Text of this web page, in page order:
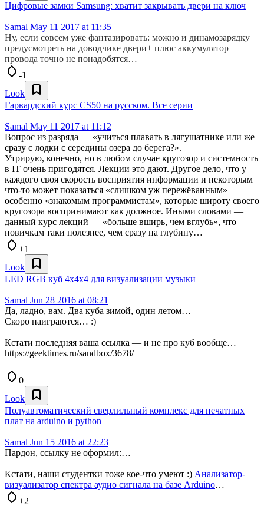
Цифровые замки Samsung: хватит закрывать двери на ключ
Samal May 11 2017 at 11:35
Ну, если совсем уже фантазировать: можно и динамозарядку
предусмотреть на доводчике двери+ плюс аккумулятор —
провода точно не понадобятся…
-1
Look
Гарвардский курс CS50 на русском. Все серии
Samal May 11 2017 at 11:12
Вопрос из разряда — «учиться плавать в лягушатнике или же
сразу с лодки с середины озера до берега?».
Утрирую, конечно, но в любом случае кругозор и системность
в IT очень пригодятся. Лекции это дают. Другое дело, что у
каждого своя скорость восприятия информации и некоторым
что-то может показаться «слишком уж пережёванным» —
особенно «знакомым программистам», которые широту своего
кругозора воспринимают как должное. Иными словами —
данный курс лекций — «больше вширь, чем вглубь», что
новичкам таки полезнее, чем сразу на глубину…
+1
Look
LED RGB куб 4x4x4 для визуализации музыки
Samal Jun 28 2016 at 08:21
Да, ладно, вам. Два куба зимой, один летом…
Скоро наиграются… :)
Кстати последняя ваша ссылка — и не про куб вообще…
https://geektimes.ru/sandbox/3678/
0
Look
Полуавтоматический сверлильный комплекс для печатных
плат на arduino и python
Samal Jun 15 2016 at 22:23
Пардон, ссылку не оформил:…
Кстати, наши студентки тоже кое-что умеют :) Анализатор-
визуализатор спектра аудио сигнала на базе Arduino…
+2